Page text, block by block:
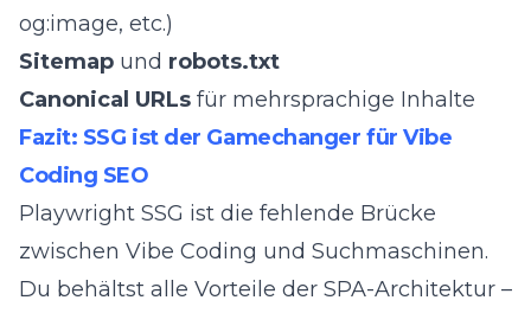
og:image, etc.)
Sitemap und robots.txt
Canonical URLs für mehrsprachige Inhalte
Fazit: SSG ist der Gamechanger für Vibe
Coding SEO
Playwright SSG ist die fehlende Brücke
zwischen Vibe Coding und Suchmaschinen.
Du behältst alle Vorteile der SPA-Architektur –